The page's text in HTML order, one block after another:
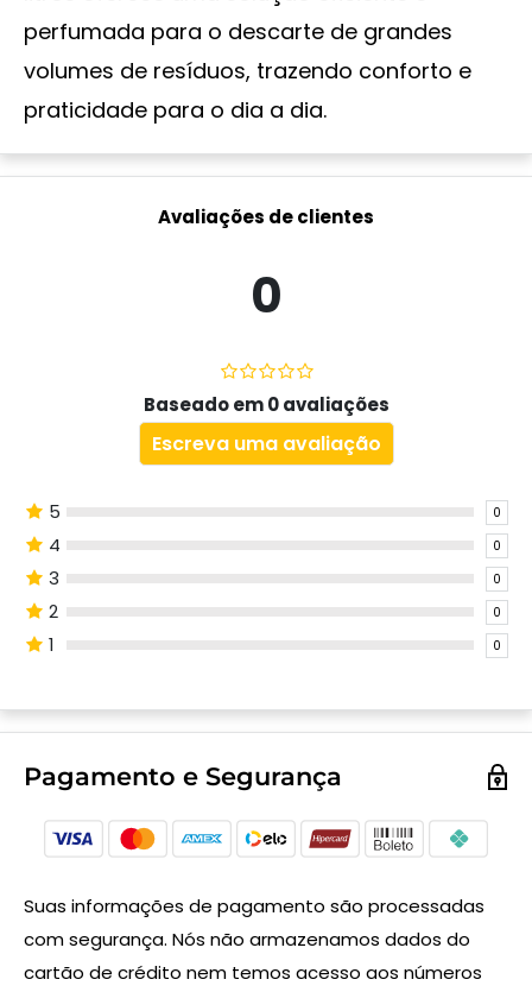
perfumada para o descarte de grandes
volumes de resíduos, trazendo conforto e
praticidade para o dia a dia.
Avaliações de clientes
0
Baseado em 0 avaliações
Escreva uma avaliação
5 0
4 0
3 0
2 0
1 0
Pagamento e Segurança
Suas informações de pagamento são processadas
com segurança. Nós não armazenamos dados do
cartão de crédito nem temos acesso aos números